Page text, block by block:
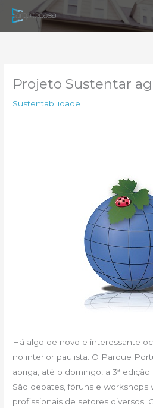
para
Projeto Sustentar
Sustentabilidade
Há algo de novo e interessante
no interior paulista. O Parque
abriga, até o domingo, a 3ª
São debates, fóruns e workshops
profissionais de setores diversos.